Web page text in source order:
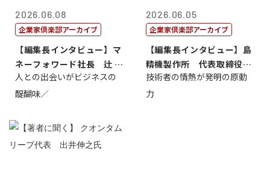
2026.06.08
企業家倶楽部アーカイブ
【編集長インタビュー】マ
ネーフォワード社長 辻 庸
介
人との出会いがビジネスの
醍醐味／
2026.06.05
企業家倶楽部アーカイブ
【編集長インタビュー】島
精機製作所 代表取締役
社 長 島 正...
技術者の情熱が発明の原動
力